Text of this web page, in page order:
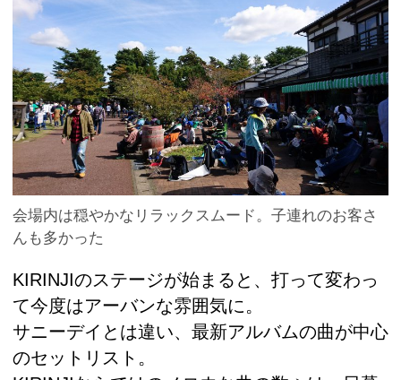
会場内は穏やかなリラックスムード。子連れのお客さ
んも多かった
KIRINJIのステージが始まると、打って変わっ
て今度はアーバンな雰囲気に。
サニーデイとは違い、最新アルバムの曲が中心
のセットリスト。